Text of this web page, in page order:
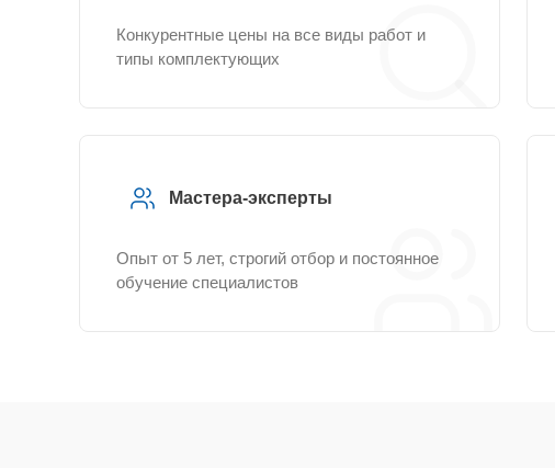
Конкурентные цены на все виды работ и
типы комплектующих
Мастера-эксперты
Опыт от 5 лет, строгий отбор и постоянное
обучение специалистов